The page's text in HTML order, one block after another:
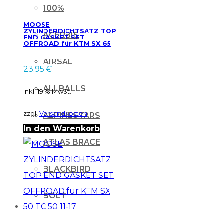
100%
ACERBIS
AIRSAL
ALLBALLS
ALPINESTARS
ATLAS BRACE
BLACKBIRD
BOLT
MOOSE
ZYLINDERDICHTSATZ TOP
END GASKET SET
OFFROAD für KTM SX 65
23.95 €
inkl. 19 % MwSt.
zzgl.Versandkosten
In den Warenkorb